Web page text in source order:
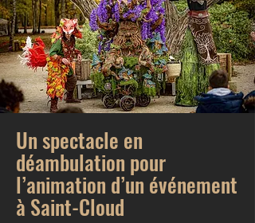
Un spectacle en
déambulation pour
l’animation d’un événement
à Saint-Cloud